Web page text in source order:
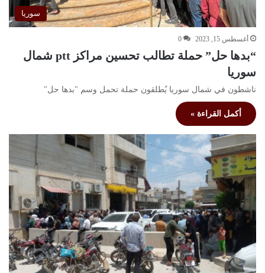
سوريا
أغسطس 15, 2023 0
“بدها حل” حملة تطالب تحسين مراكز ptt شمال
سوريا
ناشطون في شمال سوريا يُطلقون حملة تحمل وسم "بدها حل"
أكمل القراءة »